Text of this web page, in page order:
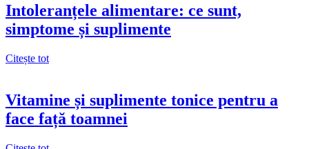
Intoleranțele alimentare: ce sunt,
simptome și suplimente
Citește tot
Vitamine și suplimente tonice pentru a
face față toamnei